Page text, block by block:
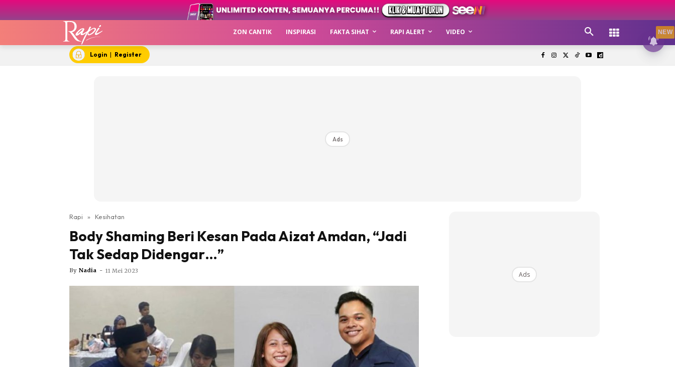
ZON CANTIK INSPIRASI FAKTA SIHAT RAPI ALERT VIDEO
Login | Register
Ads
Rapi » Kesihatan
Body Shaming Beri Kesan Pada Aizat Amdan, “Jadi
Tak Sedap Didengar…”
By Nadia - 11 Mei 2023 Ads
NEW